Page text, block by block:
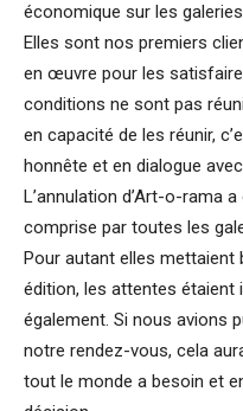
économique sur les
Elles sont nos premiers
en œuvre pour les
conditions ne sont pas
en capacité de les réunir,
honnête et en dialogue
L’annulation d’Art-o-rama
comprise par toutes les
Pour autant elles mettaient
édition, les attentes étaient
également. Si nous avions
notre rendez-vous, cela
tout le monde a besoin et